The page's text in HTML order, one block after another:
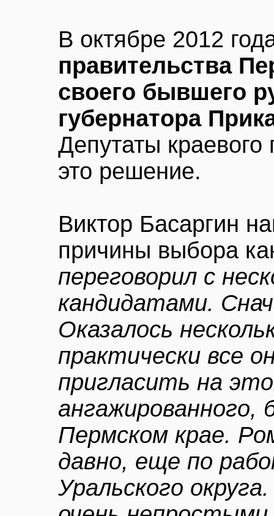
В октябре 2012
правительства
своего бывшего
губернатора
Депутаты
это решение.
Виктор Басаргин
причины выбора
переговорил с
кандидатами.
Оказалось
практически все
пригласить на
ангажированного,
Пермском крае.
давно, еще по
Уральского